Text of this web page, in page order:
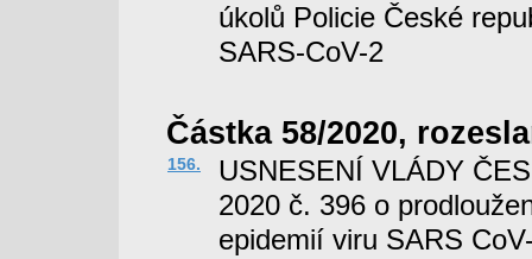
úkolů Policie České
SARS-CoV-2
Částka 58/2020,
156.
USNESENÍ VLÁDY
2020 č. 396 o
epidemií viru SARS